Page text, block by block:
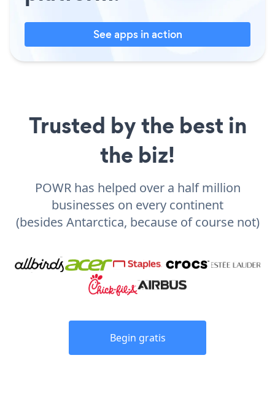
See apps in action
Trusted by the best in
the biz!
POWR has helped over a half million
businesses on every continent
(besides Antarctica, because of course not)
Begin gratis